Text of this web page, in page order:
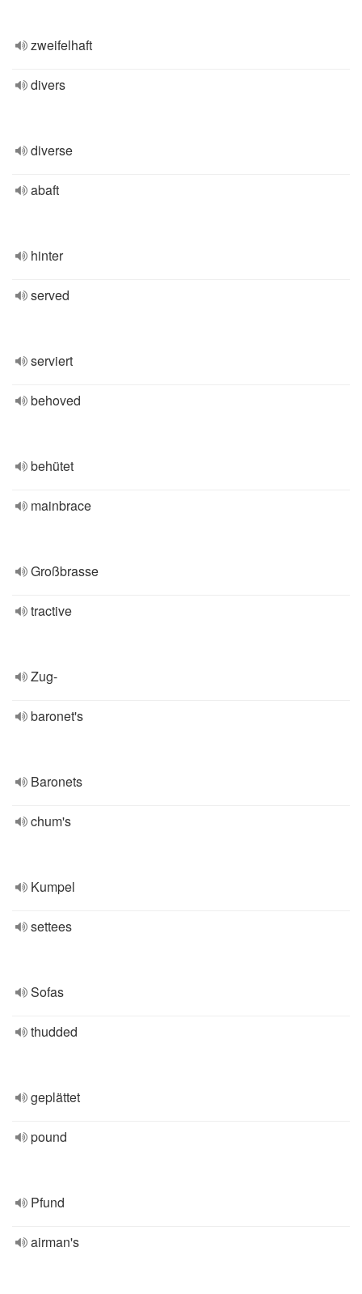
zweifelhaft
divers
diverse
abaft
hinter
served
serviert
behoved
behütet
mainbrace
Großbrasse
tractive
Zug-
baronet's
Baronets
chum's
Kumpel
settees
Sofas
thudded
geplättet
pound
Pfund
airman's